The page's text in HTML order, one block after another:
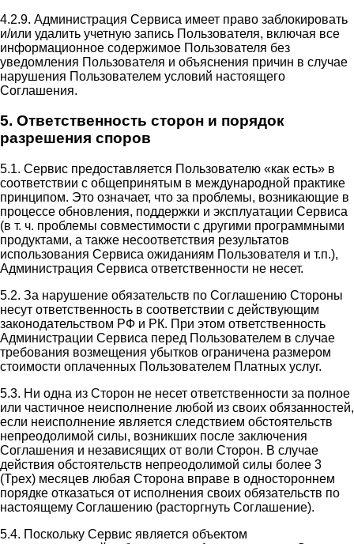
4.2.9. Администрация Сервиса имеет право заблокировать
и/или удалить учетную запись Пользователя, включая все
информационное содержимое Пользователя без
уведомления Пользователя и объяснения причин в случае
нарушения Пользователем условий настоящего
Соглашения.
5. Ответственность сторон и порядок
разрешения споров
5.1. Сервис предоставляется Пользователю «как есть» в
соответствии с общепринятым в международной практике
принципом. Это означает, что за проблемы, возникающие в
процессе обновления, поддержки и эксплуатации Сервиса
(в т. ч. проблемы совместимости с другими программными
продуктами, а также несоответствия результатов
использования Сервиса ожиданиям Пользователя и т.п.),
Администрация Сервиса ответственности не несет.
5.2. За нарушение обязательств по Соглашению Стороны
несут ответственность в соответствии с действующим
законодательством РФ и РК. При этом ответственность
Администрации Сервиса перед Пользователем в случае
требования возмещения убытков ограничена размером
стоимости оплаченных Пользователем Платных услуг.
5.3. Ни одна из Сторон не несет ответственности за полное
или частичное неисполнение любой из своих обязанностей,
если неисполнение является следствием обстоятельств
непреодолимой силы, возникших после заключения
Соглашения и независящих от воли Сторон. В случае
действия обстоятельств непреодолимой силы более 3
(Трех) месяцев любая Сторона вправе в одностороннем
порядке отказаться от исполнения своих обязательств по
настоящему Соглашению (расторгнуть Соглашение).
5.4. Поскольку Сервис является объектом